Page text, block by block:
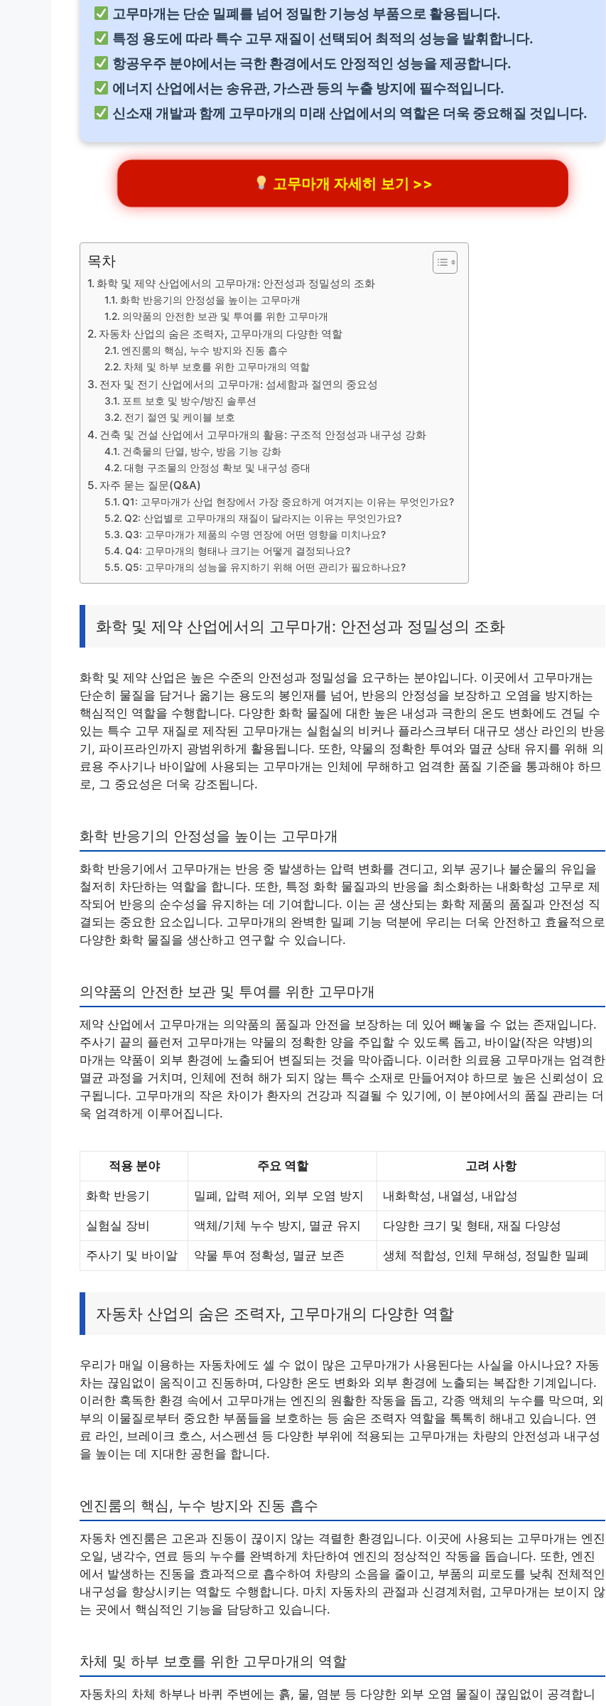
고무마개는 단순 밀폐를 넘어 정밀한 기능성 부품으로 활용됩니다.
특정 용도에 따라 특수 고무 재질이 선택되어 최적의 성능을 발휘합니다.
항공우주 분야에서는 극한 환경에서도 안정적인 성능을 제공합니다.
에너지 산업에서는 송유관, 가스관 등의 누출 방지에 필수적입니다.
신소재 개발과 함께 고무마개의 미래 산업에서의 역할은 더욱 중요해질 것입니다.
고무마개 자세히 보기 >>
목차
화학 및 제약 산업에서의 고무마개: 안전성과 정밀성의 조화
화학 반응기의 안정성을 높이는 고무마개
의약품의 안전한 보관 및 투여를 위한 고무마개
자동차 산업의 숨은 조력자, 고무마개의 다양한 역할
엔진룸의 핵심, 누수 방지와 진동 흡수
차체 및 하부 보호를 위한 고무마개의 역할
전자 및 전기 산업에서의 고무마개: 섬세함과 절연의 중요성
포트 보호 및 방수/방진 솔루션
전기 절연 및 케이블 보호
건축 및 건설 산업에서 고무마개의 활용: 구조적 안정성과 내구성 강화
건축물의 단열, 방수, 방음 기능 강화
대형 구조물의 안정성 확보 및 내구성 증대
자주 묻는 질문(Q&A)
Q1: 고무마개가 산업 현장에서 가장 중요하게 여겨지는 이유는 무엇인가요?
Q2: 산업별로 고무마개의 재질이 달라지는 이유는 무엇인가요?
Q3: 고무마개가 제품의 수명 연장에 어떤 영향을 미치나요?
Q4: 고무마개의 형태나 크기는 어떻게 결정되나요?
Q5: 고무마개의 성능을 유지하기 위해 어떤 관리가 필요하나요?
화학 및 제약 산업에서의 고무마개: 안전성과 정밀성의 조화
화학 및 제약 산업은 높은 수준의 안전성과 정밀성을 요구하는 분야입니다. 이곳에서 고무마개는
단순히 물질을 담거나 옮기는 용도의 봉인재를 넘어, 반응의 안정성을 보장하고 오염을 방지하는
핵심적인 역할을 수행합니다. 다양한 화학 물질에 대한 높은 내성과 극한의 온도 변화에도 견딜 수
있는 특수 고무 재질로 제작된 고무마개는 실험실의 비커나 플라스크부터 대규모 생산 라인의 반응
기, 파이프라인까지 광범위하게 활용됩니다. 또한, 약물의 정확한 투여와 멸균 상태 유지를 위해 의
료용 주사기나 바이알에 사용되는 고무마개는 인체에 무해하고 엄격한 품질 기준을 통과해야 하므
로, 그 중요성은 더욱 강조됩니다.
화학 반응기의 안정성을 높이는 고무마개
화학 반응기에서 고무마개는 반응 중 발생하는 압력 변화를 견디고, 외부 공기나 불순물의 유입을
철저히 차단하는 역할을 합니다. 또한, 특정 화학 물질과의 반응을 최소화하는 내화학성 고무로 제
작되어 반응의 순수성을 유지하는 데 기여합니다. 이는 곧 생산되는 화학 제품의 품질과 안전성 직
결되는 중요한 요소입니다. 고무마개의 완벽한 밀폐 기능 덕분에 우리는 더욱 안전하고 효율적으로
다양한 화학 물질을 생산하고 연구할 수 있습니다.
의약품의 안전한 보관 및 투여를 위한 고무마개
제약 산업에서 고무마개는 의약품의 품질과 안전을 보장하는 데 있어 빼놓을 수 없는 존재입니다.
주사기 끝의 플런저 고무마개는 약물의 정확한 양을 주입할 수 있도록 돕고, 바이알(작은 약병)의
마개는 약품이 외부 환경에 노출되어 변질되는 것을 막아줍니다. 이러한 의료용 고무마개는 엄격한
멸균 과정을 거치며, 인체에 전혀 해가 되지 않는 특수 소재로 만들어져야 하므로 높은 신뢰성이 요
구됩니다. 고무마개의 작은 차이가 환자의 건강과 직결될 수 있기에, 이 분야에서의 품질 관리는 더
욱 엄격하게 이루어집니다.
적용 분야 주요 역할 고려 사항
화학 반응기 밀폐, 압력 제어, 외부 오염 방지 내화학성, 내열성, 내압성
실험실 장비 액체/기체 누수 방지, 멸균 유지 다양한 크기 및 형태, 재질 다양성
주사기 및 바이알 약물 투여 정확성, 멸균 보존 생체 적합성, 인체 무해성, 정밀한 밀폐
자동차 산업의 숨은 조력자, 고무마개의 다양한 역할
우리가 매일 이용하는 자동차에도 셀 수 없이 많은 고무마개가 사용된다는 사실을 아시나요? 자동
차는 끊임없이 움직이고 진동하며, 다양한 온도 변화와 외부 환경에 노출되는 복잡한 기계입니다.
이러한 혹독한 환경 속에서 고무마개는 엔진의 원활한 작동을 돕고, 각종 액체의 누수를 막으며, 외
부의 이물질로부터 중요한 부품들을 보호하는 등 숨은 조력자 역할을 톡톡히 해내고 있습니다. 연
료 라인, 브레이크 호스, 서스펜션 등 다양한 부위에 적용되는 고무마개는 차량의 안전성과 내구성
을 높이는 데 지대한 공헌을 합니다.
엔진룸의 핵심, 누수 방지와 진동 흡수
자동차 엔진룸은 고온과 진동이 끊이지 않는 격렬한 환경입니다. 이곳에 사용되는 고무마개는 엔진
오일, 냉각수, 연료 등의 누수를 완벽하게 차단하여 엔진의 정상적인 작동을 돕습니다. 또한, 엔진
에서 발생하는 진동을 효과적으로 흡수하여 차량의 소음을 줄이고, 부품의 피로도를 낮춰 전체적인
내구성을 향상시키는 역할도 수행합니다. 마치 자동차의 관절과 신경계처럼, 고무마개는 보이지 않
는 곳에서 핵심적인 기능을 담당하고 있습니다.
차체 및 하부 보호를 위한 고무마개의 역할
자동차의 차체 하부나 바퀴 주변에는 흙, 물, 염분 등 다양한 외부 오염 물질이 끊임없이 공격합니